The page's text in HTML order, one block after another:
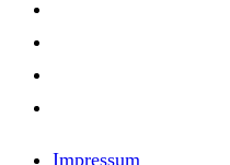
Impressum